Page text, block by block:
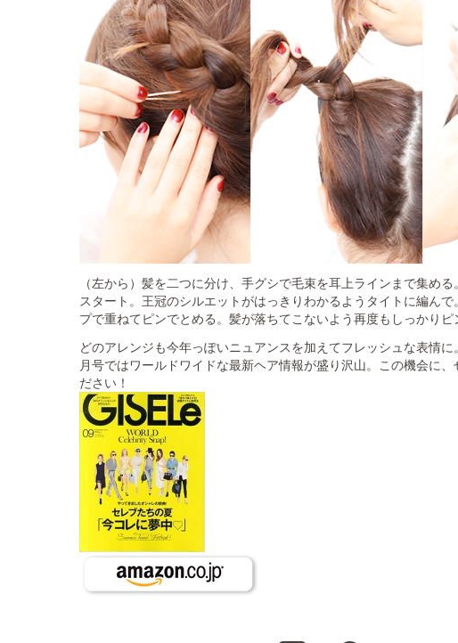
（左から）髪を二つに分け、手グシで毛束を耳上ラインまで集め
スタート。王冠のシルエットがはっきりわかるようタイトに編ん
プで重ねてピンでとめる。髪が落ちてこないよう再度もしっかりピ
どのアレンジも今年っぽいニュアンスを加えてフレッシュな表情
月号ではワールドワイドな最新ヘア情報が盛り沢山。この機会に、
ださい！